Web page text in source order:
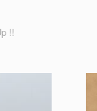
!!